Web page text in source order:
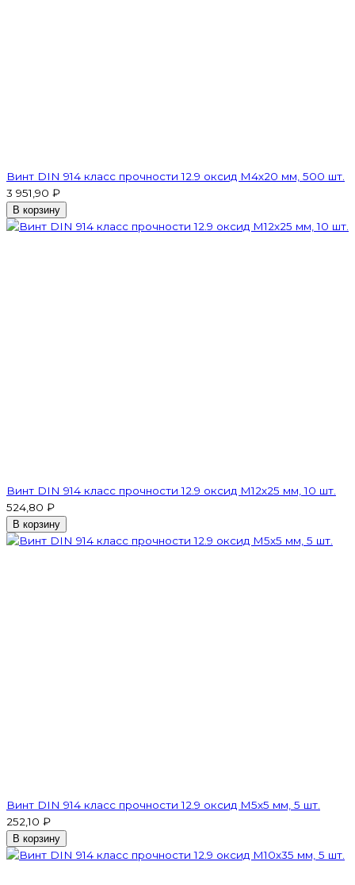
Винт DIN 914 класс прочности 12.9 оксид M4х20 мм, 500 шт.
3 951,90 ₽
В корзину
Винт DIN 914 класс прочности 12.9 оксид M12х25 мм, 10 шт.
524,80 ₽
В корзину
Винт DIN 914 класс прочности 12.9 оксид M5х5 мм, 5 шт.
252,10 ₽
В корзину